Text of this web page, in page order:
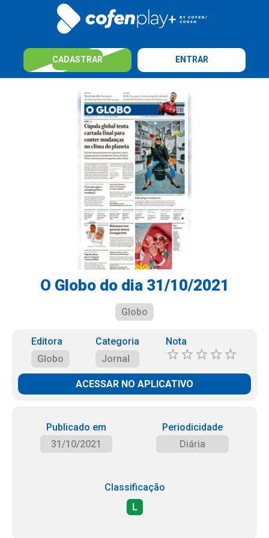
CADASTRAR ENTRAR
O Globo do dia 31/10/2021
Globo
Editora
Globo
Categoria
Jornal
Nota
ACESSAR NO APLICATIVO
Publicado em
31/10/2021
Periodicidade
Diária
Classificação
L